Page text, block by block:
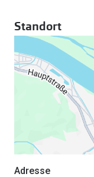
Standort
Adresse